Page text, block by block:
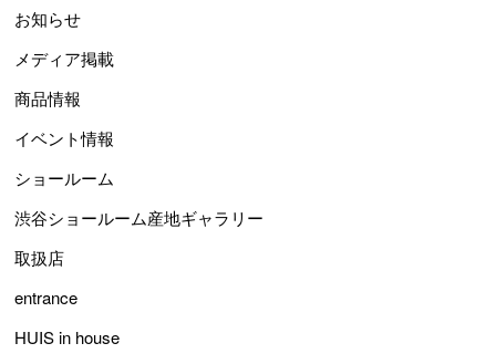
お知らせ
メディア掲載
商品情報
イベント情報
ショールーム
渋谷ショールーム産地ギャラリー
取扱店
entrance
HUIS in house